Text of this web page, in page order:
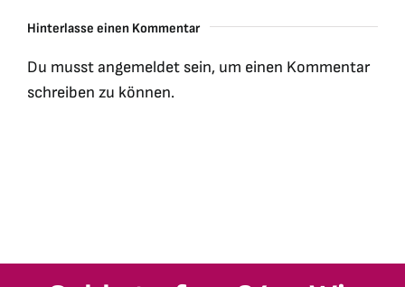
Hinterlasse einen Kommentar
Du musstangemeldet sein, um einen Kommentar
schreiben zu können.